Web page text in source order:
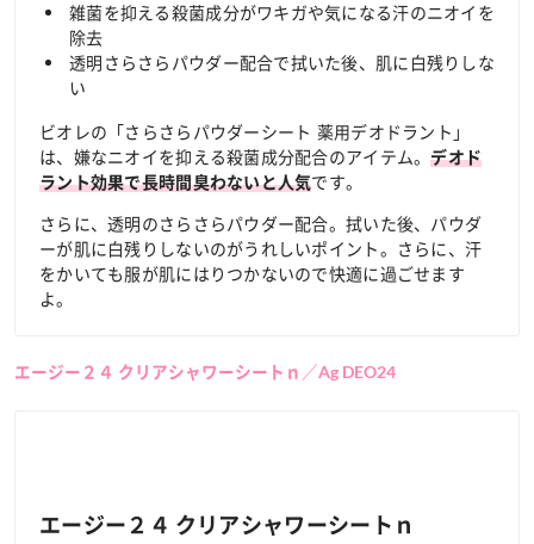
雑菌を抑える殺菌成分がワキガや気になる汗のニオイを
除去
透明さらさらパウダー配合で拭いた後、肌に白残りしな
い
ビオレの「さらさらパウダーシート 薬用デオドラント」
は、嫌なニオイを抑える殺菌成分配合のアイテム。デオド
ラント効果で長時間臭わないと人気です。
さらに、透明のさらさらパウダー配合。拭いた後、パウダ
ーが肌に白残りしないのがうれしいポイント。さらに、汗
をかいても服が肌にはりつかないので快適に過ごせます
よ。
エージー２４ クリアシャワーシートｎ／Ag DEO24
エージー２４ クリアシャワーシートｎ